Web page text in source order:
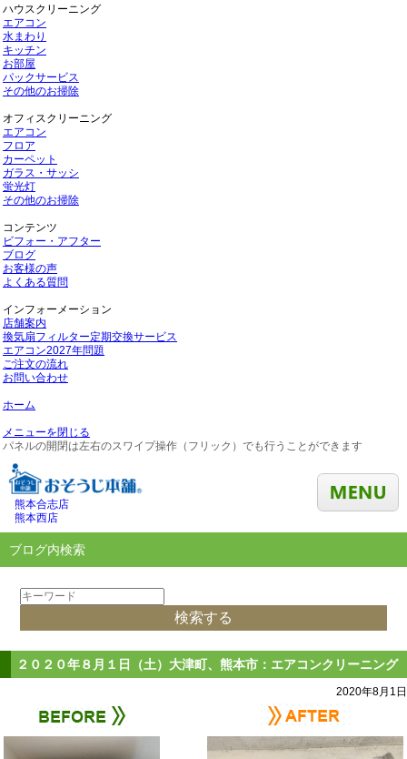
ハウスクリーニング
エアコン
水まわり
キッチン
お部屋
パックサービス
その他のお掃除
オフィスクリーニング
エアコン
フロア
カーペット
ガラス・サッシ
蛍光灯
その他のお掃除
コンテンツ
ビフォー・アフター
ブログ
お客様の声
よくある質問
インフォーメーション
店舗案内
換気扇フィルター定期交換サービス
エアコン2027年問題
ご注文の流れ
お問い合わせ
ホーム
メニューを閉じる
パネルの開閉は左右のスワイプ操作（フリック）でも行うことができます
熊本合志店
熊本西店
ブログ内検索
２０２０年８月１日（土）大津町、熊本市：エアコンクリーニング
2020年8月1日